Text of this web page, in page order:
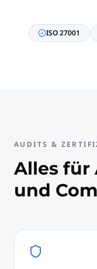
ISO 27001
AUDITS &
Alles für
und